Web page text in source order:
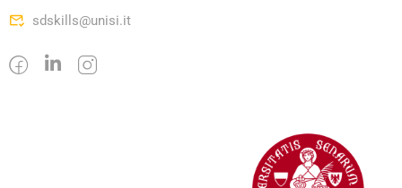
sdskills@unisi.it